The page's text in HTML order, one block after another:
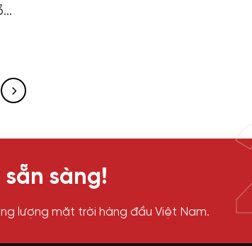
sàng!
lượng mặt trời hàng đầu Việt Nam.